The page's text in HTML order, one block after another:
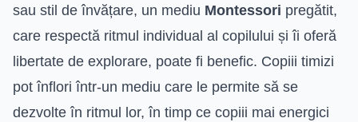
sau stil de învățare, un mediu Montessori pregătit,
care respectă ritmul individual al copilului și îi oferă
libertate de explorare, poate fi benefic. Copiii timizi
pot înflori într-un mediu care le permite să se
dezvolte în ritmul lor, în timp ce copiii mai energici